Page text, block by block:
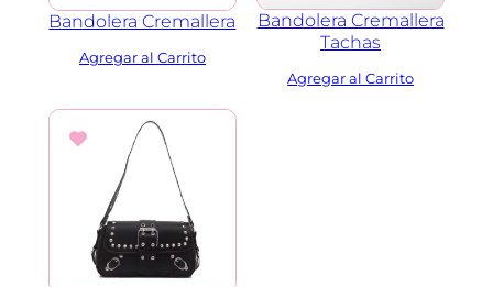
Bandolera Cremallera
Bandolera Cremallera
Tachas